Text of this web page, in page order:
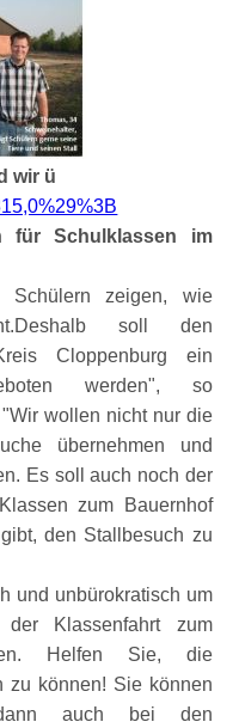
wir ü
für Schulklassen im
Schülern zeigen, wie
soll den
Cloppenburg ein
werden , so
Wir wollen nicht nur die
übernehmen und
Es soll auch noch der
zum Bauernhof
den Stallbesuch zu
und unbürokratisch um
Klassenfahrt zum
Helfen Sie, die
zu können! Sie können
auch bei den